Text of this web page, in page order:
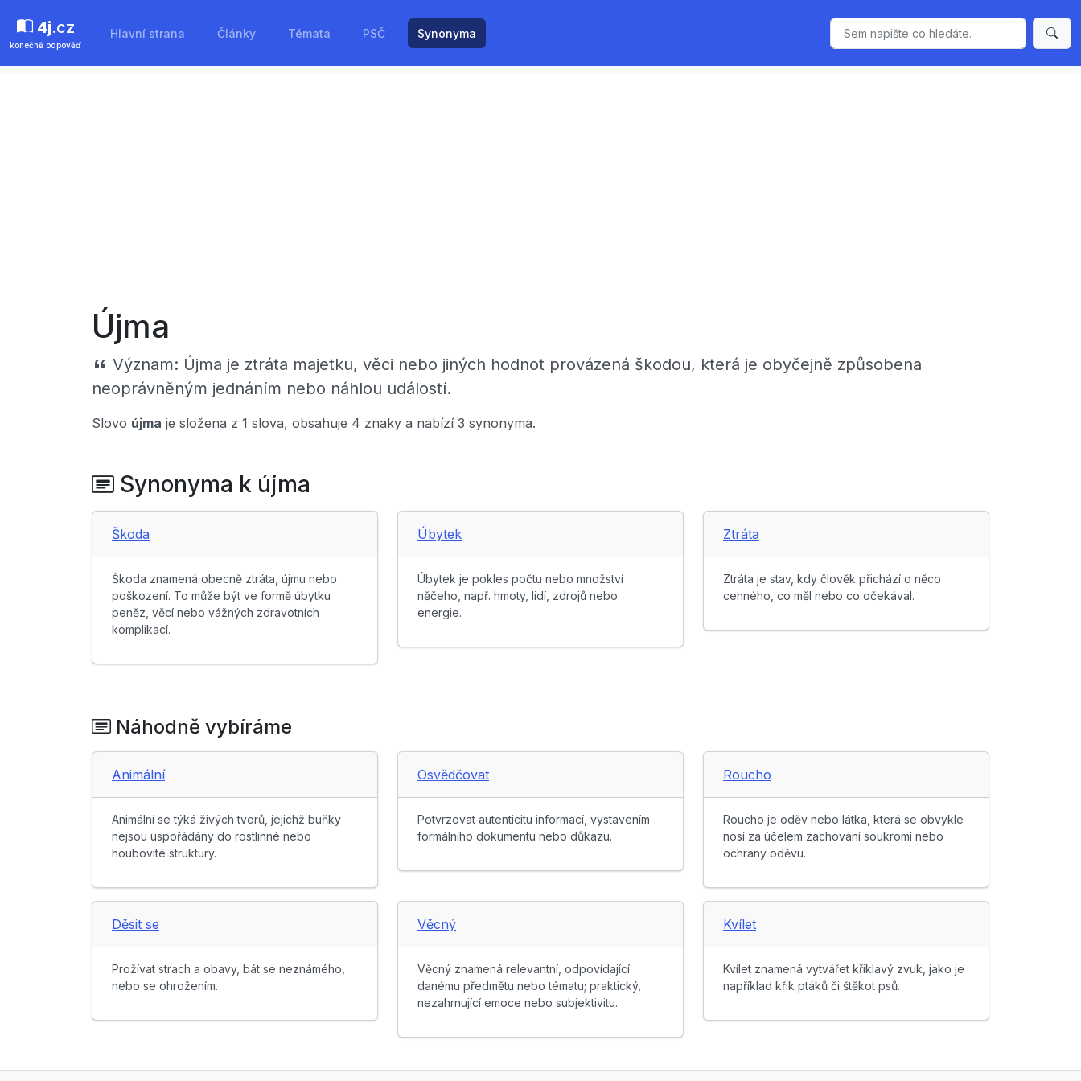
4j.cz
konečně odpověď
Hlavní strana Články Témata PSČ Synonyma
Újma
Význam: Újma je ztráta majetku, věci nebo jiných hodnot provázená škodou, která je obyčejně způsobena
neoprávněným jednáním nebo náhlou událostí.
Slovo újma je složena z 1 slova, obsahuje 4 znaky a nabízí 3 synonyma.
Synonyma k újma
Škoda
Škoda znamená obecně ztráta, újmu nebo
poškození. To může být ve formě úbytku
peněz, věcí nebo vážných zdravotních
komplikací.
Úbytek
Úbytek je pokles počtu nebo množství
něčeho, např. hmoty, lidí, zdrojů nebo
energie.
Ztráta
Ztráta je stav, kdy člověk přichází o něco
cenného, co měl nebo co očekával.
Náhodně vybíráme
Animální
Animální se týká živých tvorů, jejichž buňky
nejsou uspořádány do rostlinné nebo
houbovité struktury.
Osvědčovat
Potvrzovat autenticitu informací, vystavením
formálního dokumentu nebo důkazu.
Roucho
Roucho je oděv nebo látka, která se obvykle
nosí za účelem zachování soukromí nebo
ochrany oděvu.
Děsit se
Prožívat strach a obavy, bát se neznámého,
nebo se ohrožením.
Věcný
Věcný znamená relevantní, odpovídající
danému předmětu nebo tématu; praktický,
nezahrnující emoce nebo subjektivitu.
Kvílet
Kvílet znamená vytvářet křiklavý zvuk, jako je
například křik ptáků či štěkot psů.